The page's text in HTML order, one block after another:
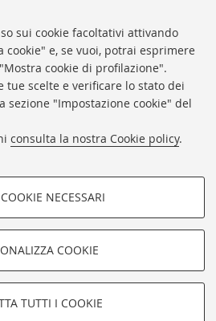
sui cookie facoltativi attivando
cookie" e, se vuoi, potrai esprimere
cookie di profilazione".
tue scelte e verificare lo stato dei
sezione "Impostazione cookie" del
consulta la nostra Cookie policy.
-
profili in base al loro comportamento
NECESSARI
COOKIE
TUTTI I COOKIE
prof. Roberto Balzani
Maria Pia Torricelli
di Bologna
(BO)
MATER STUDIORUM - Università di